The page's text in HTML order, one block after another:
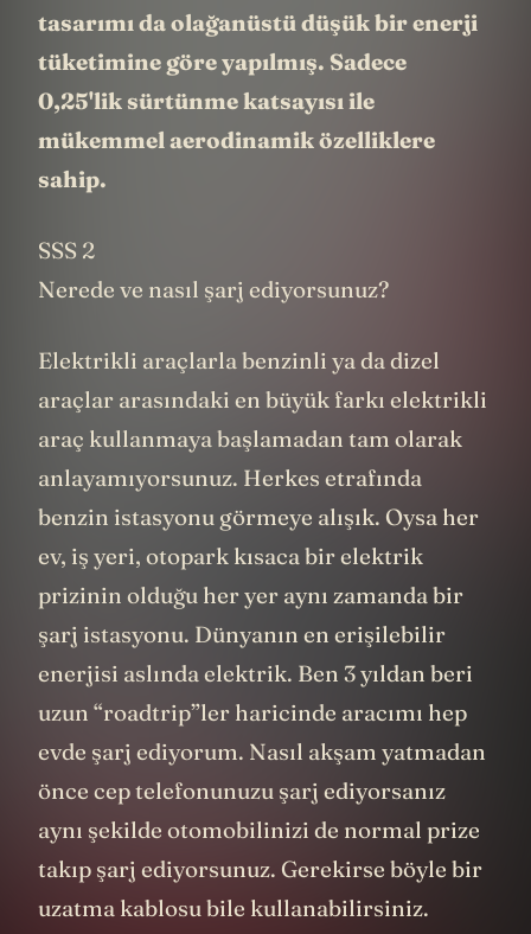
tasarımı da olağanüstü düşük bir enerji
tüketimine göre yapılmış. Sadece
0,25'lik sürtünme katsayısı ile
mükemmel aerodinamik özelliklere
sahip.
SSS 2
Nerede ve nasıl şarj ediyorsunuz?
Elektrikli araçlarla benzinli ya da dizel
araçlar arasındaki en büyük farkı elektrikli
araç kullanmaya başlamadan tam olarak
anlayamıyorsunuz. Herkes etrafında
benzin istasyonu görmeye alışık. Oysa her
ev, iş yeri, otopark kısaca bir elektrik
prizinin olduğu her yer aynı zamanda bir
şarj istasyonu. Dünyanın en erişilebilir
enerjisi aslında elektrik. Ben 3 yıldan beri
uzun “roadtrip”ler haricinde aracımı hep
evde şarj ediyorum. Nasıl akşam yatmadan
önce cep telefonunuzu şarj ediyorsanız
aynı şekilde otomobilinizi de normal prize
takıp şarj ediyorsunuz. Gerekirse böyle bir
uzatma kablosu bile kullanabilirsiniz.